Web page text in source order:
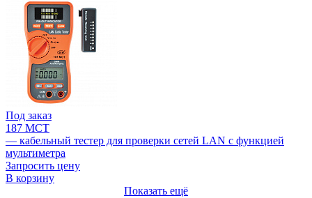
Под заказ
187 MCT
— кабельный тестер для проверки сетей LAN с функцией
мультиметра
Запросить цену
В корзину
Показать ещё